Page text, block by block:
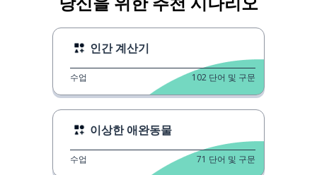
인간 계산기
수업 102 단어 및 구문
이상한 애완동물
수업 71 단어 및 구문